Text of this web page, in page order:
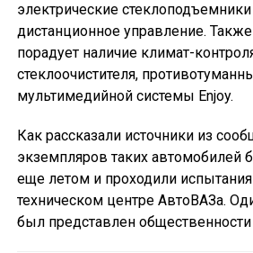
электрические
дистанционное управление.
порадует наличие климат-
стеклоочистителя,
мультимедийной системы Enjoy.
Как рассказали источники из
экземпляров таких автомобилей
еще летом и проходили
техническом центре АвтоВАЗа.
был представлен